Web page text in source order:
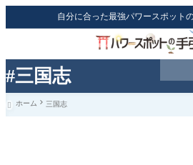
#三国志
自分に合った最強パワースポット
 ホーム 三国志